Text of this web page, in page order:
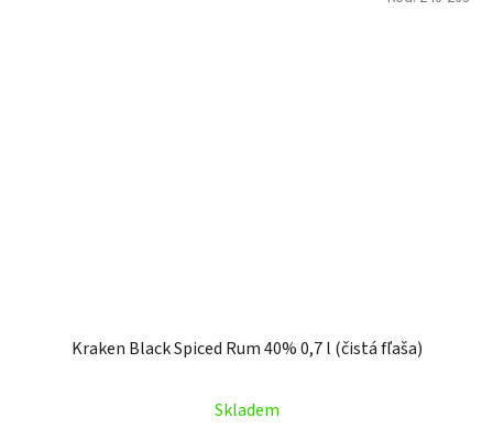
Kraken Black Spiced Rum 40% 0,7 l (čistá fľaša)
Skladem